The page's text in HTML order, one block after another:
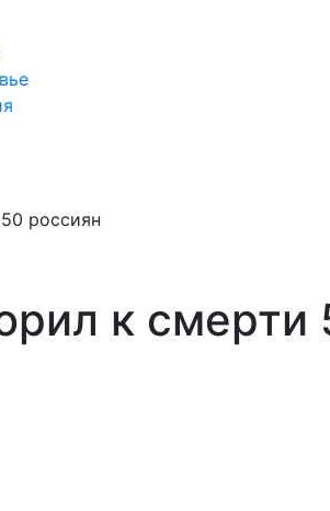
россиян
к смерти